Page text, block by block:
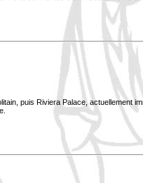
puis Riviera Palace, actuellement